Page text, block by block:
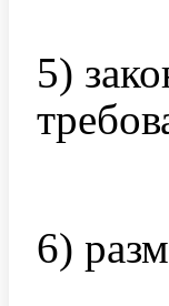
5)
6)